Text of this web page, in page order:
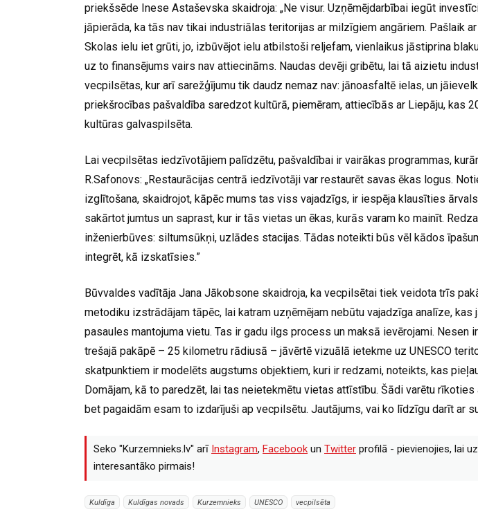
priekšsēde Inese Astaševska skaidroja: „Ne visur. Uzņēmējdarbībai iegūt
jāpierāda, ka tās nav tikai industriālas teritorijas ar milzīgiem angāriem. Pašlaik
Skolas ielu iet grūti, jo, izbūvējot ielu atbilstoši reljefam, vienlaikus jāstiprina
uz to finansējums vairs nav attiecināms. Naudas devēji gribētu, lai tā aizietu
vecpilsētas, kur arī sarežģījumu tik daudz nemaz nav: jānoasfaltē ielas, un
priekšrocības pašvaldība saredzot kultūrā, piemēram, attiecībās ar Liepāju, kas
kultūras galvaspilsēta.
Lai vecpilsētas iedzīvotājiem palīdzētu, pašvaldībai ir vairākas programmas,
R.Safonovs: „Restaurācijas centrā iedzīvotāji var restaurēt savas ēkas logus.
izglītošana, skaidrojot, kāpēc mums tas viss vajadzīgs, ir iespēja klausīties
sakārtot jumtus un saprast, kur ir tās vietas un ēkas, kurās varam ko mainīt.
inženierbūves: siltumsūkņi, uzlādes stacijas. Tādas noteikti būs vēl kādos
integrēt, kā izskatīsies.”
Būvvaldes vadītāja Jana Jākobsone skaidroja, ka vecpilsētai tiek veidota trīs
metodiku izstrādājam tāpēc, lai katram uzņēmējam nebūtu vajadzīga analīze, kas
pasaules mantojuma vietu. Tas ir gadu ilgs process un maksā ievērojami. Nesen
trešajā pakāpē – 25 kilometru rādiusā – jāvērtē vizuālā ietekme uz UNESCO
skatpunktiem ir modelēts augstums objektiem, kuri ir redzami, noteikts, kas
Domājam, kā to paredzēt, lai tas neietekmētu vietas attīstību. Šādi varētu
bet pagaidām esam to izdarījuši ap vecpilsētu. Jautājums, vai ko līdzīgu darīt ar
Seko "Kurzemnieks.lv" arī Instagram, Facebook un Twitter profilā - pievienojies, lai
interesantāko pirmais!
Kuldīga Kuldīgas novads Kurzemnieks UNESCO vecpilsēta